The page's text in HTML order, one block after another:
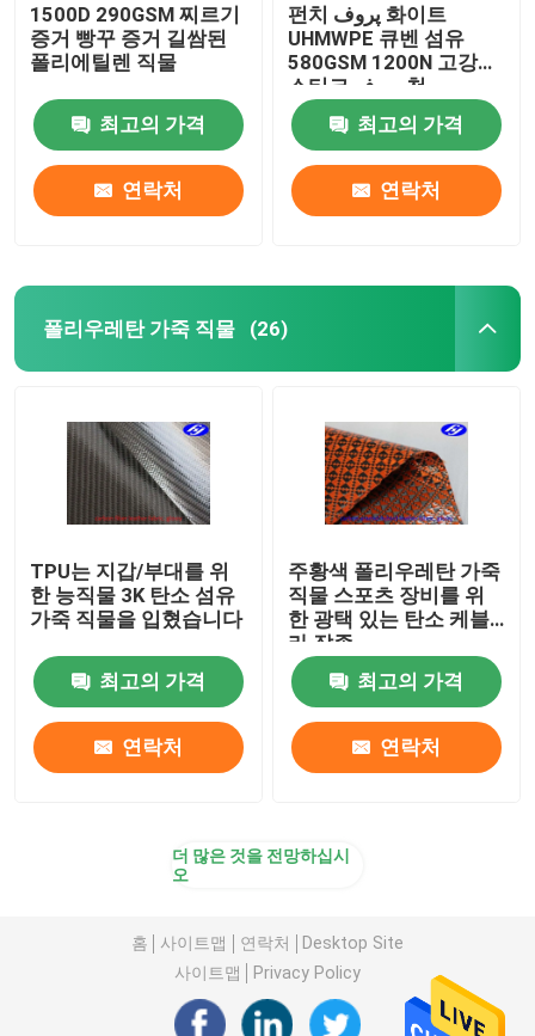
1500D 290GSM 찌르기
증거 빵꾸 증거 길쌈된
폴리에틸렌 직물
최고의 가격
연락처
펀치 پروف 화이트
UHMWPE 큐벤 섬유
580GSM 1200N 고강성
스티크 پروف 천
최고의 가격
연락처
폴리우레탄 가죽 직물 (26)
TPU는 지갑/부대를 위
한 능직물 3K 탄소 섬유
가죽 직물을 입혔습니다
최고의 가격
연락처
주황색 폴리우레탄 가죽
직물 스포츠 장비를 위
한 광택 있는 탄소 케블
라 잡종
최고의 가격
연락처
더 많은 것을 전망하십시
오
홈 사이트맵 연락처
Desktop Site
사이트맵
Privacy Policy